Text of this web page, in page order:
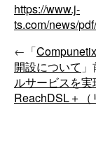
https://www.j-
ts.com/news/
←「
開設について
ルサービスを
ReachDSL＋（